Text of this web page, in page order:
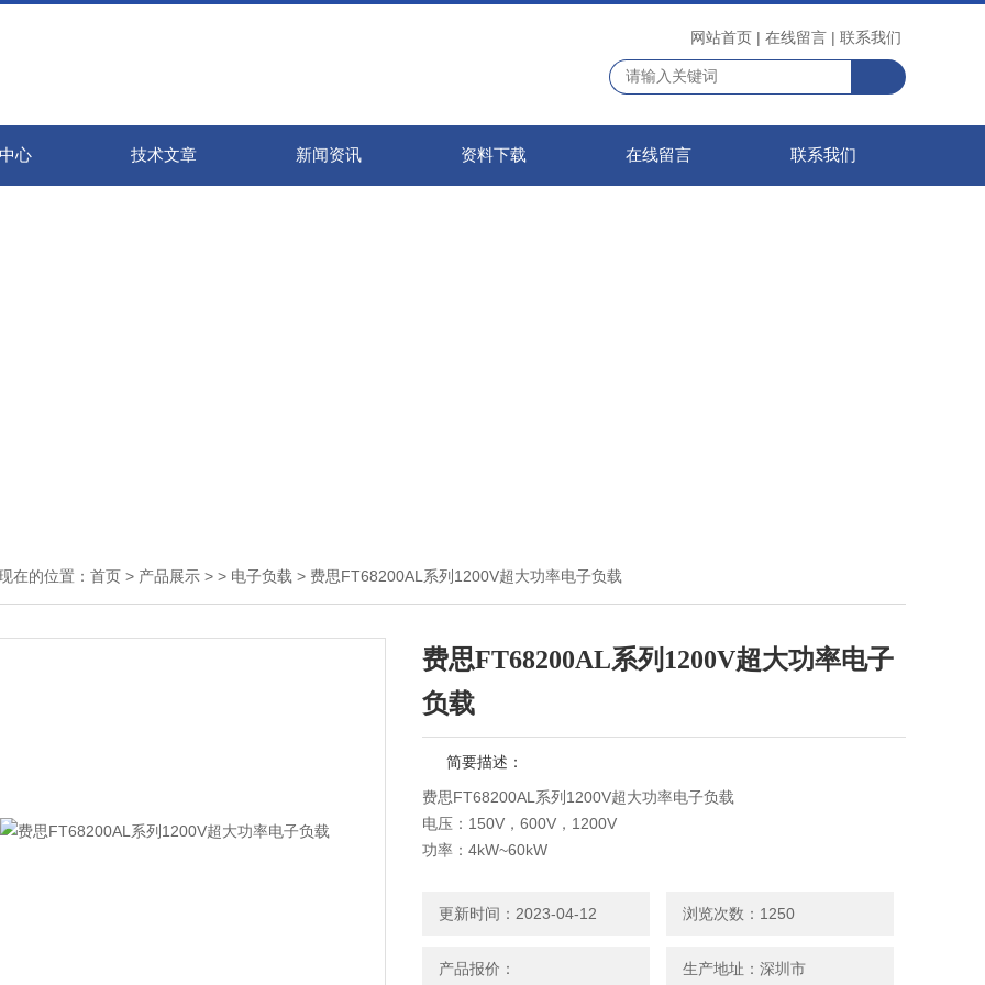
网站首页 | 在线留言 | 联系我们
心 技术文章 新闻资讯 资料下载 在线留言 联系我们
在的位置： 首页 > 产品展示 > > 电子负载 > 费思FT68200AL系列1200V超大功率电子负载
费思FT68200AL系列1200V超大功率电子
负载
简要描述：
费思FT68200AL系列1200V超大功率电子负载
电压：150V，600V，1200V
功率：4kW~60kW
FT68200A/E系列大功率可编程直流电子负载，是基于高可靠性及高功
更新时间：2023-04-12 浏览次数：1250
产品报价： 生产地址：深圳市